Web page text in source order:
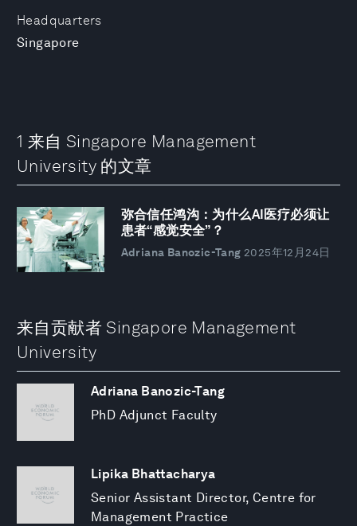
Headquarters
Singapore
1 来自 Singapore Management
University 的文章
弥合信任鸿沟：为什么AI医疗必须让
患者“感觉安全”？
Adriana Banozic-Tang 2025年12月24日
来自贡献者 Singapore Management
University
Adriana Banozic-Tang
PhD Adjunct Faculty
Lipika Bhattacharya
Senior Assistant Director, Centre for
Management Practice